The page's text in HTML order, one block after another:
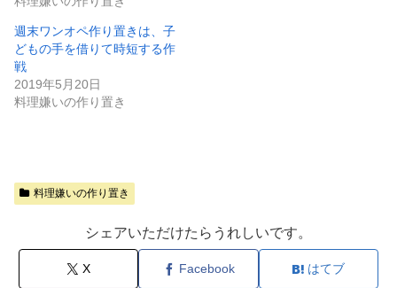
週末ワンオペ作り置きは、子
どもの手を借りて時短する作
戦
2019年5月20日
料理嫌いの作り置き
料理嫌いの作り置き
シェアいただけたらうれしいです。
X Facebook はてブ